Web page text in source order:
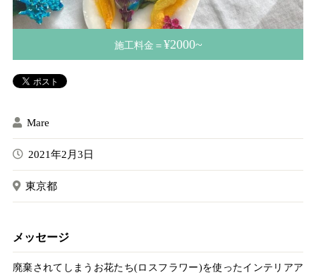
施工料金＝¥2000~
Mare
2021年2月3日
東京都
メッセージ
廃棄されてしまうお花たち(ロスフラワー)を使ったインテリアア